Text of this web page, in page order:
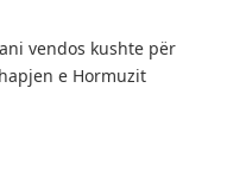
vendos kushte për
e Hormuzit